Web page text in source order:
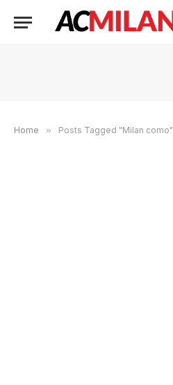
Home » Posts Tagged "Milan como"